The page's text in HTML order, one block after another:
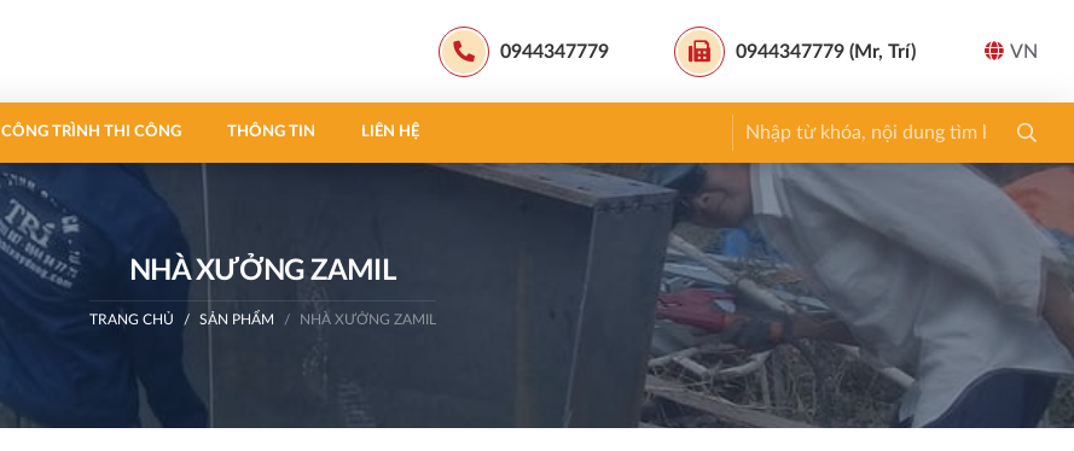
0944347779 0944347779 (Mr, Trí) VN
CÔNG TRÌNH THI CÔNG THÔNG TIN LIÊN HỆ
NHÀ XƯỞNG ZAMIL
TRANG CHỦ SẢN PHẨM NHÀ XƯỞNG ZAMIL